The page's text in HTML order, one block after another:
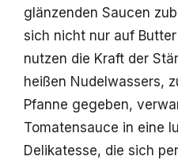
glänzenden Saucen
sich nicht nur auf
nutzen die Kraft der
heißen Nudelwassers,
Pfanne gegeben,
Tomatensauce in eine
Delikatesse, die sich